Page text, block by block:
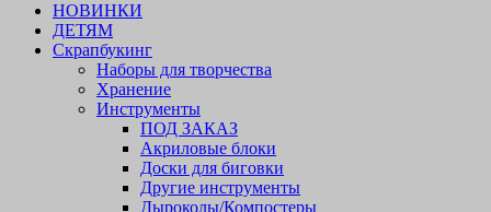
НОВИНКИ
ДЕТЯМ
Скрапбукинг
Наборы для творчества
Хранение
Инструменты
ПОД ЗАКАЗ
Акриловые блоки
Доски для биговки
Другие инструменты
Дыроколы/Компостеры